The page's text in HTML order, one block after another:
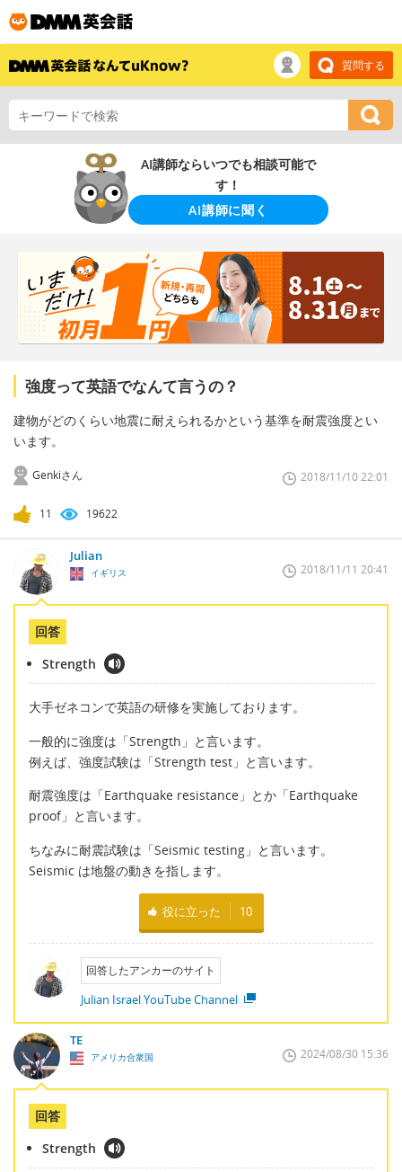
質問する
AI講師ならいつでも相談可能で
す！
AI講師に聞く
強度って英語でなんて言うの？
建物がどのくらい地震に耐えられるかという基準を耐震強度とい
います。
Genkiさん 2018/11/10 22:01
11 19622
Julian
イギリス 2018/11/11 20:41
回答
Strength
大手ゼネコンで英語の研修を実施しております。
一般的に強度は「Strength」と言います。
例えば、強度試験は「Strength test」と言います。
耐震強度は「Earthquake resistance」とか「Earthquake
proof」と言います。
ちなみに耐震試験は「Seismic testing」と言います。
Seismic は地盤の動きを指します。
役に立った 10
回答したアンカーのサイト
Julian Israel YouTube Channel
TE
アメリカ合衆国 2024/08/30 15:36
回答
Strength